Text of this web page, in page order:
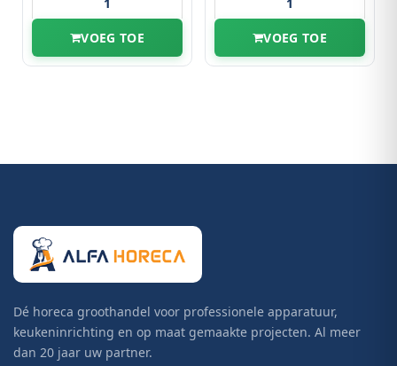
VOEG TOE VOEG TOE
Dé horeca groothandel voor professionele apparatuur,
keukeninrichting en op maat gemaakte projecten. Al meer
dan 20 jaar uw partner.